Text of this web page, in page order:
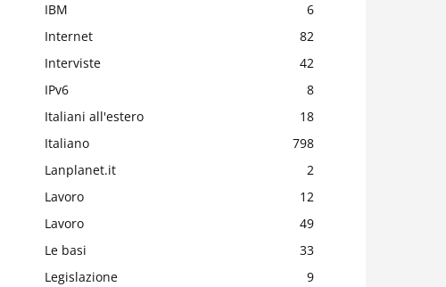
IBM
6
Internet
82
Interviste
42
IPv6
8
Italiani all'estero
18
Italiano
798
Lanplanet.it
2
Lavoro
12
Lavoro
49
Le basi
33
Legislazione
9